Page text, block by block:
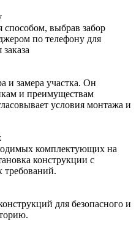
способом, выбрав забор
по телефону для
и замера участка. Он
и преимуществам
условия монтажа и
комплектующих на
конструкции с
требований.
для безопасного и